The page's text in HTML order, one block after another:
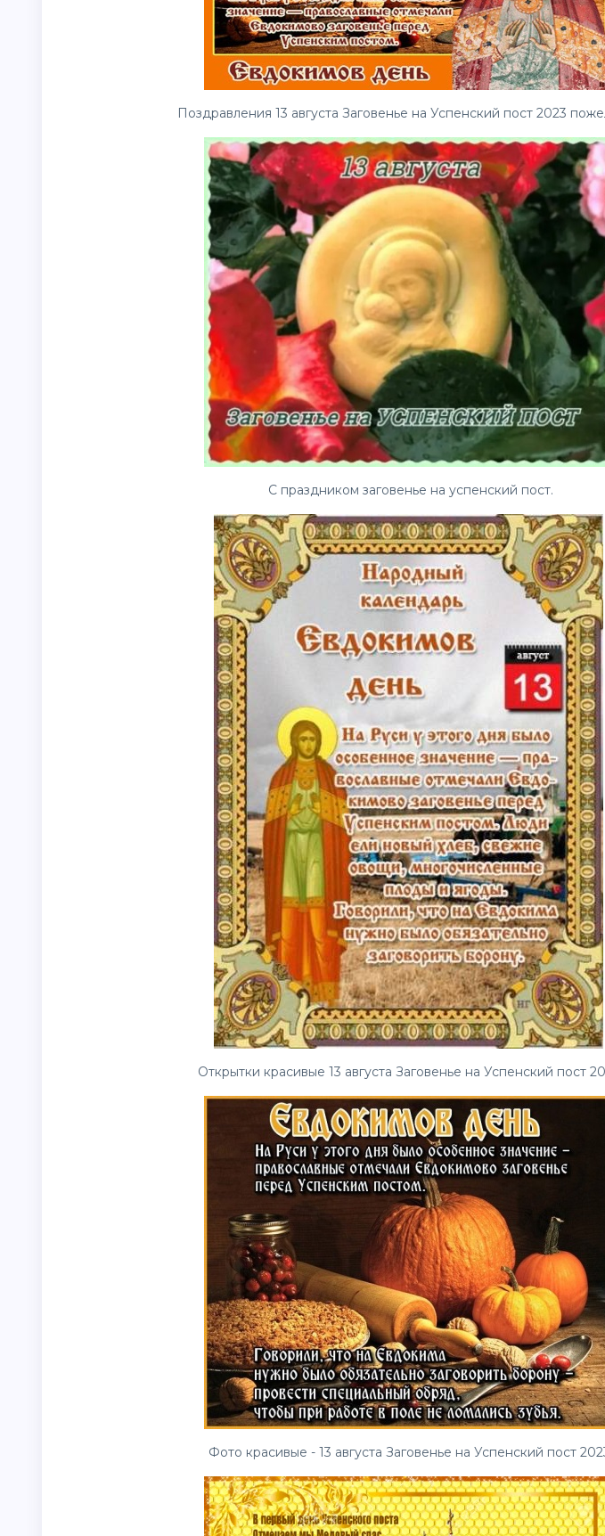
Поздравления 13 августа Заговенье на Успенский пост 2023
С праздником заговенье на успенский пост.
Открытки красивые 13 августа Заговенье на Успенский пост
Фото красивые - 13 августа Заговенье на Успенский пост